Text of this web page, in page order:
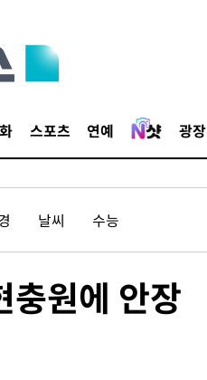
스포츠 연예 광장
날씨 수능
원에 안장